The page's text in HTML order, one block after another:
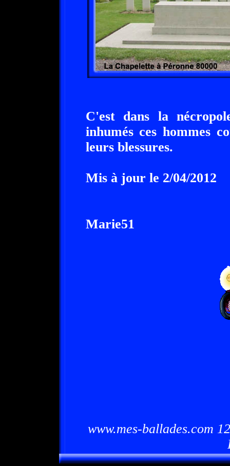
C'est dans la
inhumés ces hommes
leurs blessures.
Mis à jour le 2/04/2012
Marie51
www.mes-ballades.com